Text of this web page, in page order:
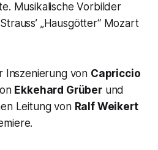
Musikalische Vorbilder
„Hausgötter“Mozart
Inszenierung von Capriccio
Ekkehard Grüberund
Leitung von Ralf Weikert